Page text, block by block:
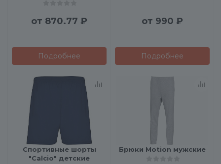
от 870.77 ₽
Подробнее
от 990 ₽
Подробнее
Спортивные шорты
"Calcio" детские
Брюки Motion мужские